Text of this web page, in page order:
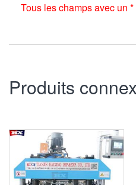
Tous les champs avec un
Produits